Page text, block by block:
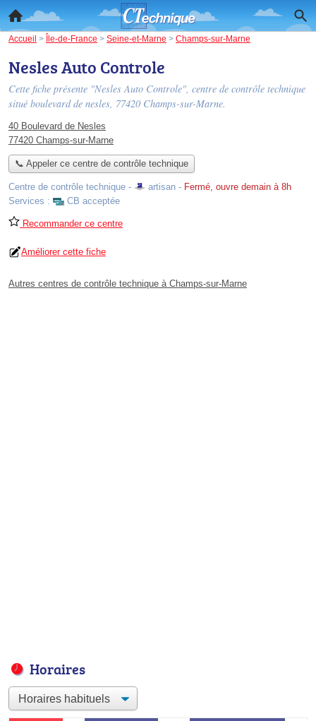
Accueil > Île-de-France > Seine-et-Marne > Champs-sur-Marne
Nesles Auto Controle
Cette fiche présente "Nesles Auto Controle", centre de contrôle technique
situé boulevard de nesles, 77420 Champs-sur-Marne.
40 Boulevard de Nesles
77420 Champs-sur-Marne
📞 Appeler ce centre de contrôle technique
Centre de contrôle technique - artisan - Fermé, ouvre demain à 8h
Services :
CB acceptée
Recommander ce centre
Améliorer cette fiche
Autres centres de contrôle technique à Champs-sur-Marne
Horaires